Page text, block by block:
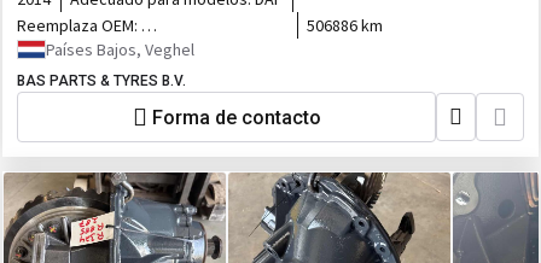
Reemplaza OEM:
1873441,1873441R,1873309,2312481,1873442,2312481R
506886 km
Países Bajos, Veghel
BAS PARTS & TYRES B.V.
Forma de contacto